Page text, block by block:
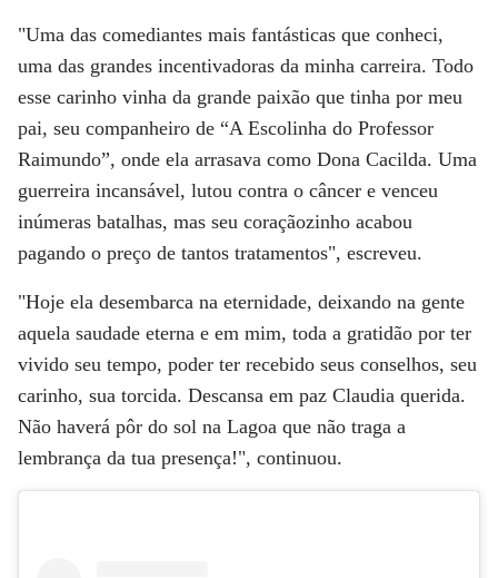
"Uma das comediantes mais fantásticas que conheci,
uma das grandes incentivadoras da minha carreira. Todo
esse carinho vinha da grande paixão que tinha por meu
pai, seu companheiro de “A Escolinha do Professor
Raimundo”, onde ela arrasava como Dona Cacilda. Uma
guerreira incansável, lutou contra o câncer e venceu
inúmeras batalhas, mas seu coraçãozinho acabou
pagando o preço de tantos tratamentos", escreveu.
"Hoje ela desembarca na eternidade, deixando na gente
aquela saudade eterna e em mim, toda a gratidão por ter
vivido seu tempo, poder ter recebido seus conselhos, seu
carinho, sua torcida. Descansa em paz Claudia querida.
Não haverá pôr do sol na Lagoa que não traga a
lembrança da tua presença!", continuou.